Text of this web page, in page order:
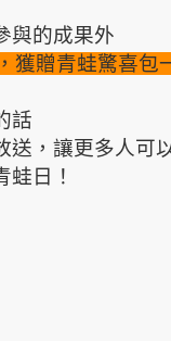
與的成果外
獲贈青蛙驚喜包
話
送，讓更多人可
日！